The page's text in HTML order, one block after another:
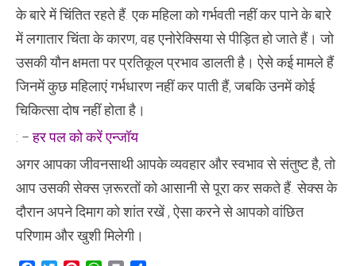
के बारे में चिंतित रहते हैं. एक महिला को गर्भवती नहीं कर पाने के बारे
में लगातार चिंता के कारण, वह एनोरेक्सिया से पीड़ित हो जाते हैं। जो
उसकी यौन क्षमता पर प्रतिकूल प्रभाव डालती है। ऐसे कई मामले हैं
जिनमें कुछ महिलाएं गर्भधारण नहीं कर पाती हैं, जबकि उनमें कोई
चिकित्सा दोष नहीं होता है।
: –हर पल को करें एन्जॉय
अगर आपका जीवनसाथी आपके व्यवहार और स्वभाव से संतुष्ट है, तो
आप उसकी सेक्स ज़रूरतों को आसानी से पूरा कर सकते हैं. सेक्स के
दौरान अपने दिमाग को शांत रखें , ऐसा करने से आपको वांछित
परिणाम और खुशी मिलेगी।